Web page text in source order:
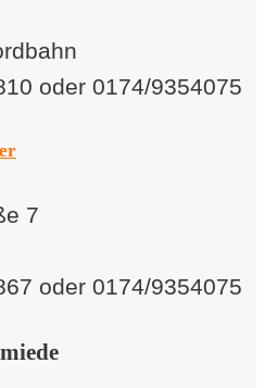
oder 0174/9354075
7
oder 0174/9354075